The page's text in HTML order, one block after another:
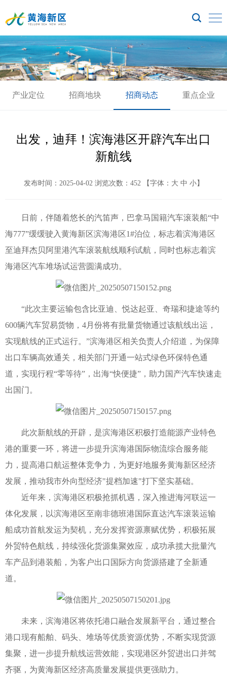
产业定位 招商地块 招商动态 重点企业
出发，迪拜！滨海港区开辟汽车出口
新航线
发布时间：2025-04-02 浏览次数： 452 【字体： 大 中 小】
日前，伴随着悠长的汽笛声，巴拿马国籍汽车滚装船“中
海777”缓缓驶入黄海新区滨海港区1#泊位，标志着滨海港区
至迪拜杰贝阿里港汽车滚装航线顺利试航，同时也标志着滨
海港区汽车堆场试运营圆满成功。
“此次主要运输包含比亚迪、悦达起亚、奇瑞和捷途等约
600辆汽车贸易货物，4月份将有批量货物通过该航线出运，
实现航线的正式运行。”滨海港区相关负责人介绍道，为保障
出口车辆高效通关，相关部门开通一站式绿色环保特色通
道，实现行程“零等待”，出海“快便捷”，助力国产汽车快速走
出国门。
此次新航线的开辟，是滨海港区积极打造能源产业特色
港的重要一环，将进一步提升滨海港国际物流综合服务能
力，提高港口航运整体竞争力，为更好地服务黄海新区经济
发展，推动我市外向型经济"提档加速"打下坚实基础。
近年来，滨海港区积极抢抓机遇，深入推进海河联运一
体化发展，以滨海港区至南非德班港国际直达汽车滚装运输
船成功首航发运为契机，充分发挥资源禀赋优势，积极拓展
外贸特色航线，持续强化货源集聚效应，成功承揽大批量汽
车产品到港装船，为客户出口国际方向货源搭建了全新通
道。
未来，滨海港区将依托港口融合发展新平台，通过整合
港口现有船舶、码头、堆场等优质资源优势，不断实现货源
集聚，进一步提升航线运营效能，实现港区外贸进出口并驾
齐驱，为黄海新区经济高质量发展提供更强助力。